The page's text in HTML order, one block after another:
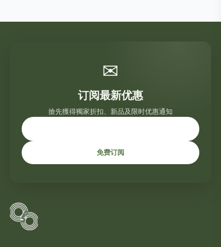
✉
订阅最新优惠
搶先獲得獨家折扣、新品及限时优惠通知
免费订阅